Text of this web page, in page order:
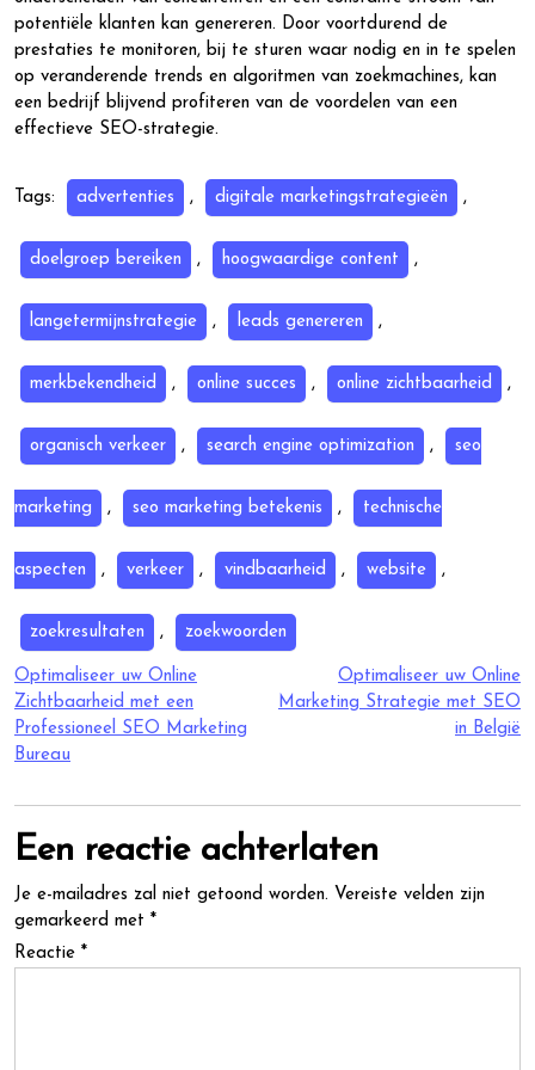
potentiële klanten kan genereren. Door voortdurend de
prestaties te monitoren, bij te sturen waar nodig en in te spelen
op veranderende trends en algoritmen van zoekmachines, kan
een bedrijf blijvend profiteren van de voordelen van een
effectieve SEO-strategie.
Tags: advertenties , digitale marketingstrategieën ,
doelgroep bereiken , hoogwaardige content ,
langetermijnstrategie , leads genereren ,
merkbekendheid , online succes , online zichtbaarheid ,
organisch verkeer , search engine optimization , seo
marketing , seo marketing betekenis , technische
aspecten , verkeer , vindbaarheid , website ,
zoekresultaten , zoekwoorden
Berichtnavigatie
Optimaliseer uw Online
Zichtbaarheid met een
Professioneel SEO Marketing
Bureau
Optimaliseer uw Online
Marketing Strategie met SEO
in België
Een reactie achterlaten
Je e-mailadres zal niet getoond worden. Vereiste velden zijn
gemarkeerd met *
Reactie *